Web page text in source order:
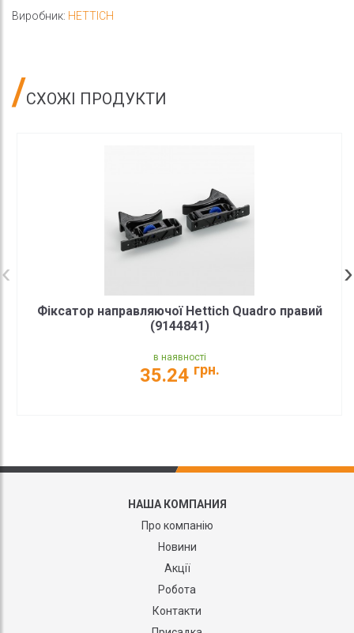
Виробник: HETTICH
СХОЖІ ПРОДУКТИ
Фіксатор направляючої Hettich Quadro правий
(9144841)
в наявності
35.24 грн.
НАША КОМПАНИЯ
Про компанію
Новини
Акції
Робота
Контакти